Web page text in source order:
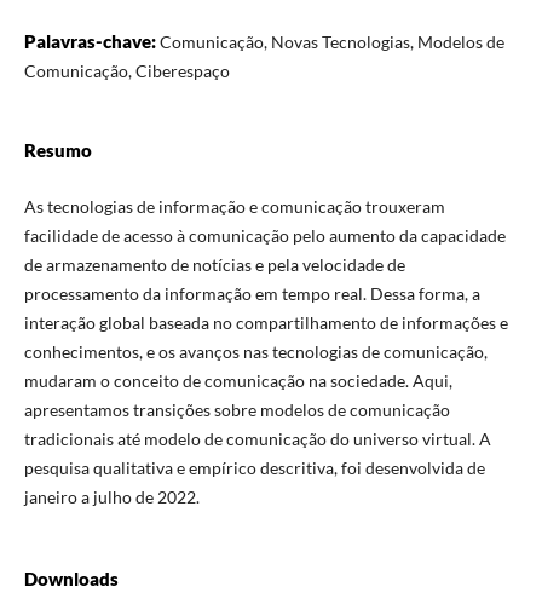
Palavras-chave:Comunicação, Novas Tecnologias, Modelos de
Comunicação, Ciberespaço
Resumo
As tecnologias de informação e comunicação trouxeram
facilidade de acesso à comunicação pelo aumento da capacidade
de armazenamento de notícias e pela velocidade de
processamento da informação em tempo real. Dessa forma, a
interação global baseada no compartilhamento de informações e
conhecimentos, e os avanços nas tecnologias de comunicação,
mudaram o conceito de comunicação na sociedade. Aqui,
apresentamos transições sobre modelos de comunicação
tradicionais até modelo de comunicação do universo virtual. A
pesquisa qualitativa e empírico descritiva, foi desenvolvida de
janeiro a julho de 2022.
Downloads